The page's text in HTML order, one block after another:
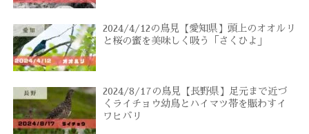
2024/4/12の鳥見【愛知県】頭上のオオルリ
と桜の蜜を美味しく吸う「さくひよ」
2024/8/17の鳥見【長野県】足元まで近づ
くライチョウ幼鳥とハイマツ帯を賑わすイ
ワヒバリ